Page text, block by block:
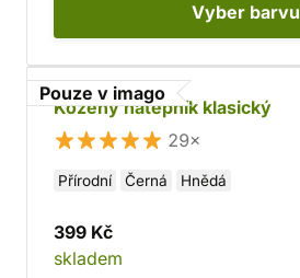
Vyber barvu
Pouze v imago
Kožený nátepník klasický
29×
Přírodní Černá Hnědá
399 Kč
skladem